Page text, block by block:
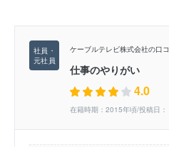
ケーブルテレビ株式会社の口
仕事のやりがい
4.0
在籍時期：2015年頃/投稿日